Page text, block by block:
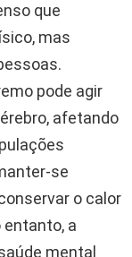
que
mas
pode agir
afetando
se
o calor
a
mental